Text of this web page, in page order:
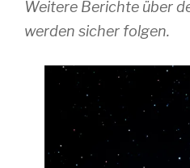
Weitere Berichte über
werden sicher folgen.